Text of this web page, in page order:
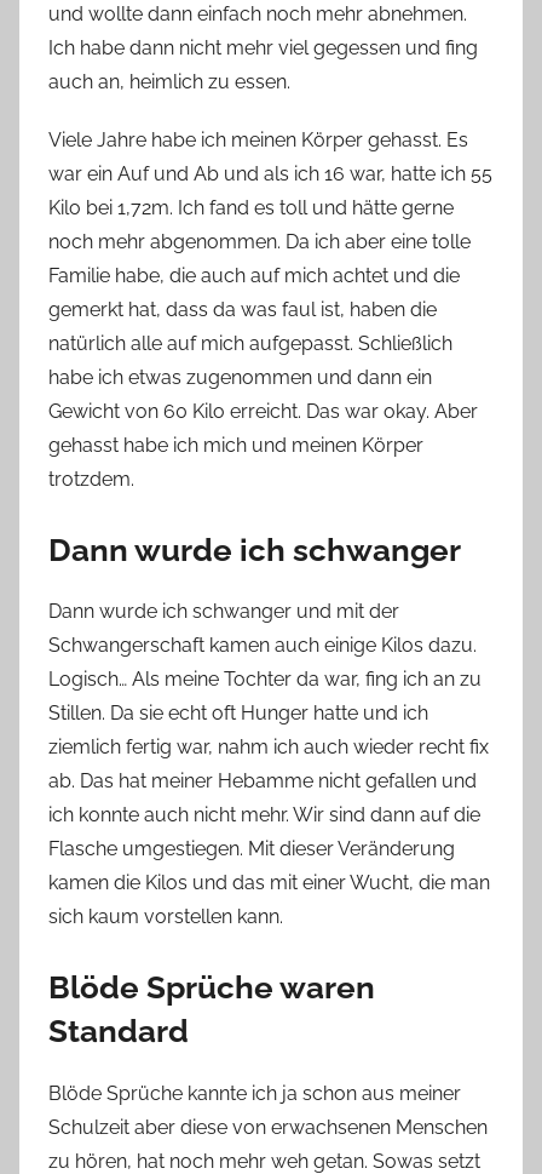
und wollte dann einfach noch mehr abnehmen.
Ich habe dann nicht mehr viel gegessen und fing
auch an, heimlich zu essen.
Viele Jahre habe ich meinen Körper gehasst. Es
war ein Auf und Ab und als ich 16 war, hatte ich 55
Kilo bei 1,72m. Ich fand es toll und hätte gerne
noch mehr abgenommen. Da ich aber eine tolle
Familie habe, die auch auf mich achtet und die
gemerkt hat, dass da was faul ist, haben die
natürlich alle auf mich aufgepasst. Schließlich
habe ich etwas zugenommen und dann ein
Gewicht von 60 Kilo erreicht. Das war okay. Aber
gehasst habe ich mich und meinen Körper
trotzdem.
Dann wurde ich schwanger
Dann wurde ich schwanger und mit der
Schwangerschaft kamen auch einige Kilos dazu.
Logisch… Als meine Tochter da war, fing ich an zu
Stillen. Da sie echt oft Hunger hatte und ich
ziemlich fertig war, nahm ich auch wieder recht fix
ab. Das hat meiner Hebamme nicht gefallen und
ich konnte auch nicht mehr. Wir sind dann auf die
Flasche umgestiegen. Mit dieser Veränderung
kamen die Kilos und das mit einer Wucht, die man
sich kaum vorstellen kann.
Blöde Sprüche waren
Standard
Blöde Sprüche kannte ich ja schon aus meiner
Schulzeit aber diese von erwachsenen Menschen
zu hören, hat noch mehr weh getan. Sowas setzt